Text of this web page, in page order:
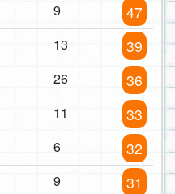
9 47
13 39
26 36
11 33
6 32
9 31